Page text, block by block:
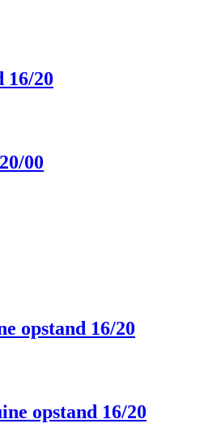
16/20
00
opstand 16/20
opstand 16/20